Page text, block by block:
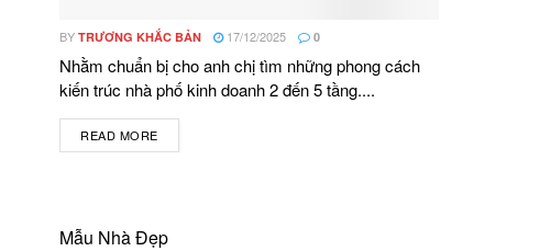
BY TRƯƠNG KHẮC BẢN 17/12/2025 0
Nhằm chuẩn bị cho anh chị tìm những phong cách
kiến trúc nhà phố kinh doanh 2 đến 5 tầng....
READ MORE
Mẫu Nhà Đẹp